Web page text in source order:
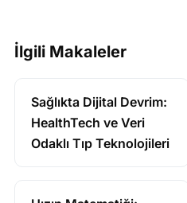
İlgili Makaleler
Sağlıkta Dijital Devrim:
HealthTech ve Veri
Odaklı Tıp Teknolojileri